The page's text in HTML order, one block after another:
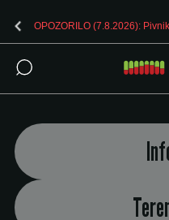
OPOZORILO (7.8.2026):